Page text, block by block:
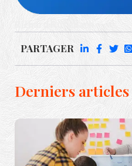
PARTAGER
Derniers articles